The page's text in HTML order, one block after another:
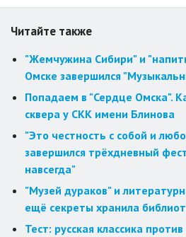
Читайте также
"Жемчужина Сибири" и
Омске завершился
Попадаем в "Сердце Омска".
сквера у СКК имени Блинова
"Это честность с собой и
завершился трёхдневный
навсегда"
"Музей дураков" и
ещё секреты хранила
Тест: русская классика